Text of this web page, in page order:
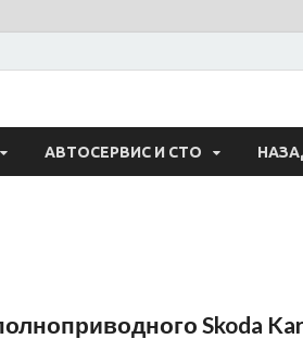
АВТОСЕРВИС И СТО
Skoda